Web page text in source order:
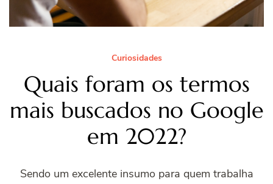
Curiosidades
Quais foram os termos
mais buscados no Google
em 2022?
Sendo um excelente insumo para quem trabalha